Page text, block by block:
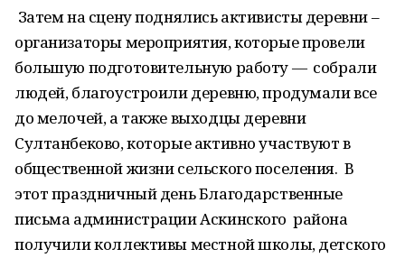
Затем на сцену поднялись активисты деревни –
организаторы мероприятия, которые провели
большую подготовительную работу — собрали
людей, благоустроили деревню, продумали все
до мелочей, а также выходцы деревни
Султанбеково, которые активно участвуют в
общественной жизни сельского поселения. В
этот праздничный день Благодарственные
письма администрации Аскинского района
получили коллективы местной школы, детского